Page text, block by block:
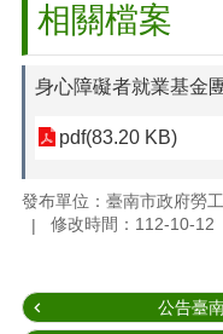
相關檔案
身心障礙者就業基金
pdf(83.20 KB)
發布單位：臺南市政府勞
修改時間：112-10-12
公告臺